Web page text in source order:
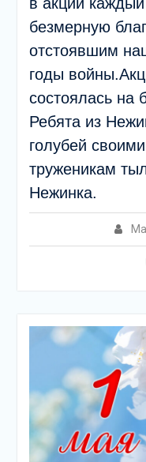
безмерную
отстоявшим
годы
состоялась на
Ребята из
голубей
труженикам
Нежинка.